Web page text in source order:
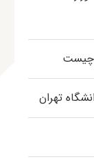
چیست
تهران